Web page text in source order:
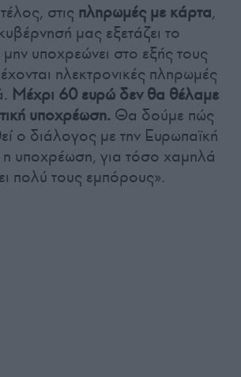
στις πληρωμές με κάρτα,
μας εξετάζει το
υποχρεώνει στο εξής τους
ηλεκτρονικές πληρωμές
Μέχρι 60 ευρώ δεν θα θέλαμε
υποχρέωση. Θα δούμε πώς
ο διάλογος με την Ευρωπαϊκή
η υποχρέωση, για τόσο χαμηλά
πολύ τους εμπόρους».